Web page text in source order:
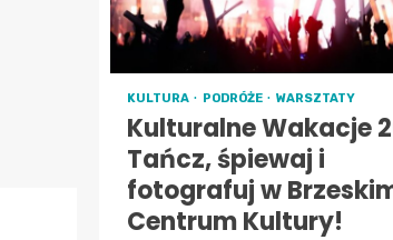
KULTURA PODRÓŻE WARSZTATY
Kulturalne Wakacje
Tańcz, śpiewaj i
fotografuj w
Centrum Kultury!